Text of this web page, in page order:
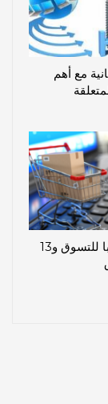
مع أهم
موقع على بابا للتسوق و13